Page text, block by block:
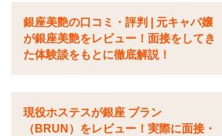
銀座美艶の口コミ・評判 | 元キャバ嬢
が銀座美艶をレビュー！面接をしてき
た体験談をもとに徹底解説！
現役ホステスが銀座 ブラン
（BRUN）をレビュー！実際に面接・